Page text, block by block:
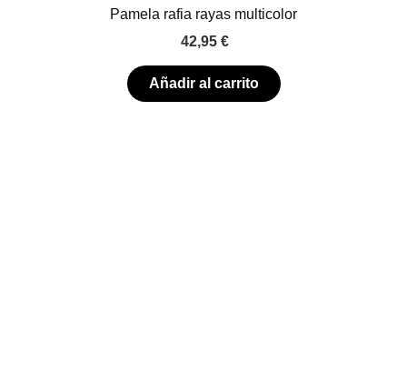
Pamela rafia rayas multicolor
42,95 €
Añadir al carrito